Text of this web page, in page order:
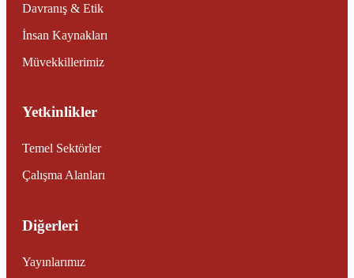
Davranış & Etik
İnsan Kaynakları
Müvekkillerimiz
Yetkinlikler
Temel Sektörler
Çalışma Alanları
Diğerleri
Yayınlarımız